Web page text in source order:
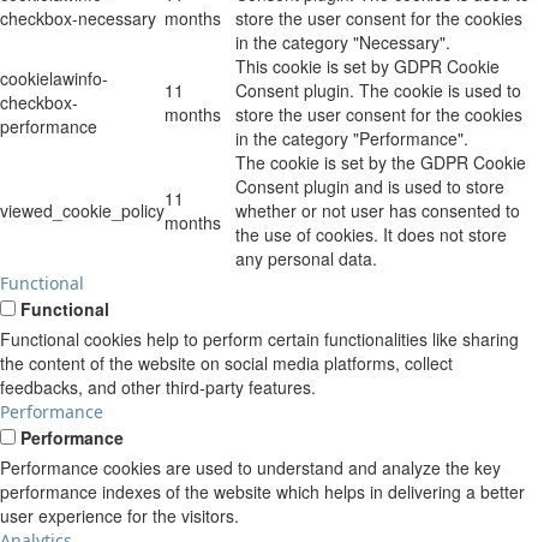
checkbox-necessary months store the user consent for the cookies
in the category "Necessary".
cookielawinfo-
checkbox-
performance
11
months
This cookie is set by GDPR Cookie
Consent plugin. The cookie is used to
store the user consent for the cookies
in the category "Performance".
viewed_cookie_policy11
months
The cookie is set by the GDPR Cookie
Consent plugin and is used to store
whether or not user has consented to
the use of cookies. It does not store
any personal data.
Functional
Functional
Functional cookies help to perform certain functionalities like sharing
the content of the website on social media platforms, collect
feedbacks, and other third-party features.
Performance
Performance
Performance cookies are used to understand and analyze the key
performance indexes of the website which helps in delivering a better
user experience for the visitors.